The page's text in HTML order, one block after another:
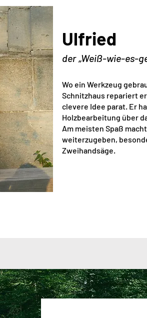
Ulfried
der „Weiß-wie-es-
Wo ein Werkzeug
Schnitzhaus repariert
clevere Idee parat. Er
Holzbearbeitung über
Am meisten Spaß
weiterzugeben,
Zweihandsäge.